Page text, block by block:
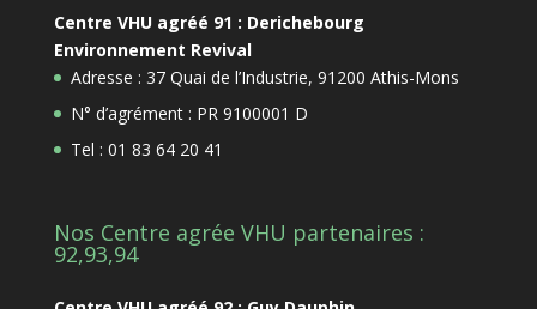
Centre VHU agréé 91 : Derichebourg
Environnement Revival
Adresse : 37 Quai de l’Industrie, 91200 Athis-Mons
N° d’agrément : PR 9100001 D
Tel : 01 83 64 20 41
Nos Centre agrée VHU partenaires :
92,93,94